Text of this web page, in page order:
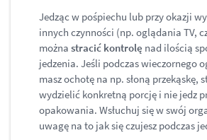
Jedząc w pośpiechu lub przy okazji
innych czynności (np. oglądania TV,
można stracić kontrolę nad ilością
jedzenia. Jeśli podczas wieczornego
masz ochotę na np. słoną przekąskę,
wydzielić konkretną porcję i nie jedz
opakowania. Wsłuchuj się w swój
uwagę na to jak się czujesz podczas